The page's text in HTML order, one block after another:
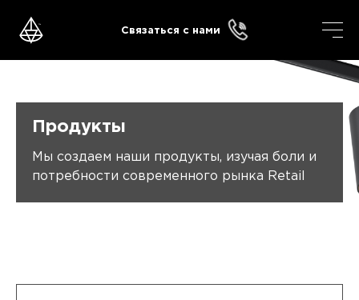
content
Связаться с нами
Продукты
Мы создаем наши продукты, изучая боли и
потребности современного рынка Retail